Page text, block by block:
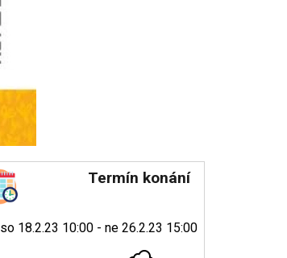
Termín konání
so 18.2.23 10:00 - ne 26.2.23 15:00